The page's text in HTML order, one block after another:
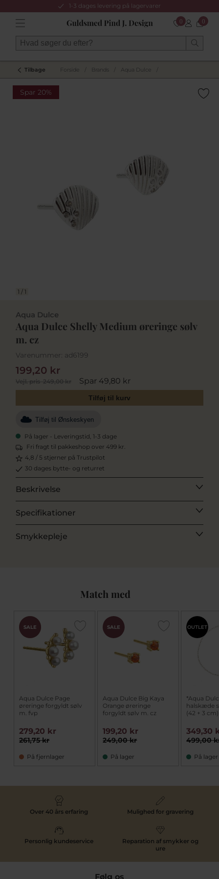
1-3 dages levering på lagervarer
0 0
Tilbage Forside Brands Aqua Dulce
Spar 20%
1 / 1
Aqua Dulce
Aqua Dulce Shelly Medium øreringe sølv
m. cz
Varenummer: ad6199
Vejl. pris249,00 kr Spar 49,80 kr
199,20 kr
Tilføj til kurv
Tilføj til Ønskeskyen
På lager - Leveringstid, 1-3 dage
Fri fragt til pakkeshop over 499 kr.
4,8 / 5 stjerner på Trustpilot
30 dages bytte- og returret
Beskrivelse
Specifikationer
Smykkepleje
Match med
PRIS
SALE
Aqua Dulce Page
øreringe forgyldt sølv
m. fvp
261,75 kr
279,20 kr
På fjernlager
SALE
Aqua Dulce Big Kaya
Orange øreringe
forgyldt sølv m. cz
249,00 kr
199,20 kr
På lager
OUTLET
*Aqua
halskæde
(42 + 3 cm)
499,00
349,30
På lager
Over 40 års erfaring Mulighed for gravering
Personlig kundeservice
Reparation af smykker og
ure
Følg os